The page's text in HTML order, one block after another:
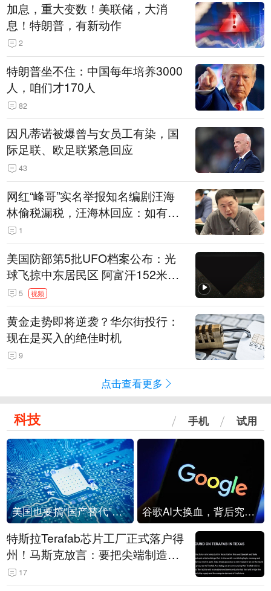
加息，重大变数！美联储，大消
息！特朗普，有新动作
2
特朗普坐不住：中国每年培养3000
人，咱们才170人
82
因凡蒂诺被爆曾与女员工有染，国
际足联、欧足联紧急回应
43
网红“峰哥”实名举报知名编剧汪海
林偷税漏税，汪海林回应：如有违
法行为，相关机构自会进行评判和
处理
1
美国防部第5批UFO档案公布：光
球飞掠中东居民区 阿富汗152米三
角形遮蔽星光
5 视频
黄金走势即将逆袭？华尔街投行：
现在是买入的绝佳时机
9
点击查看更多
科技 手机 试用
美国也要搞“国产替代”？先算清三笔账 谷歌AI大换血，背后究竟发生了什么？
特斯拉Terafab芯片工厂正式落户得
州！马斯克放言：要把尖端制造带
回美国
17